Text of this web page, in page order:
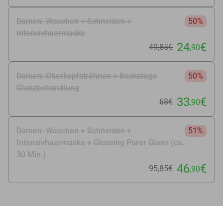
Damen: Waschen + Schneiden +
Intensivhaarmaske
50%
49,85€ 24,90€
Damen: Oberkopfsträhnen + Backstage
Glanzbehandlung
50%
68€ 33,90€
Damen: Waschen + Schneiden +
Intensivhaarmaske + Glossing Purer Glanz (ca.
30 Min.)
51%
95,85€ 46,90€